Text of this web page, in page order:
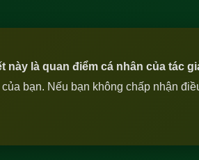
này là quan điểm cá nhân của tác
bạn. Nếu bạn không chấp nhận